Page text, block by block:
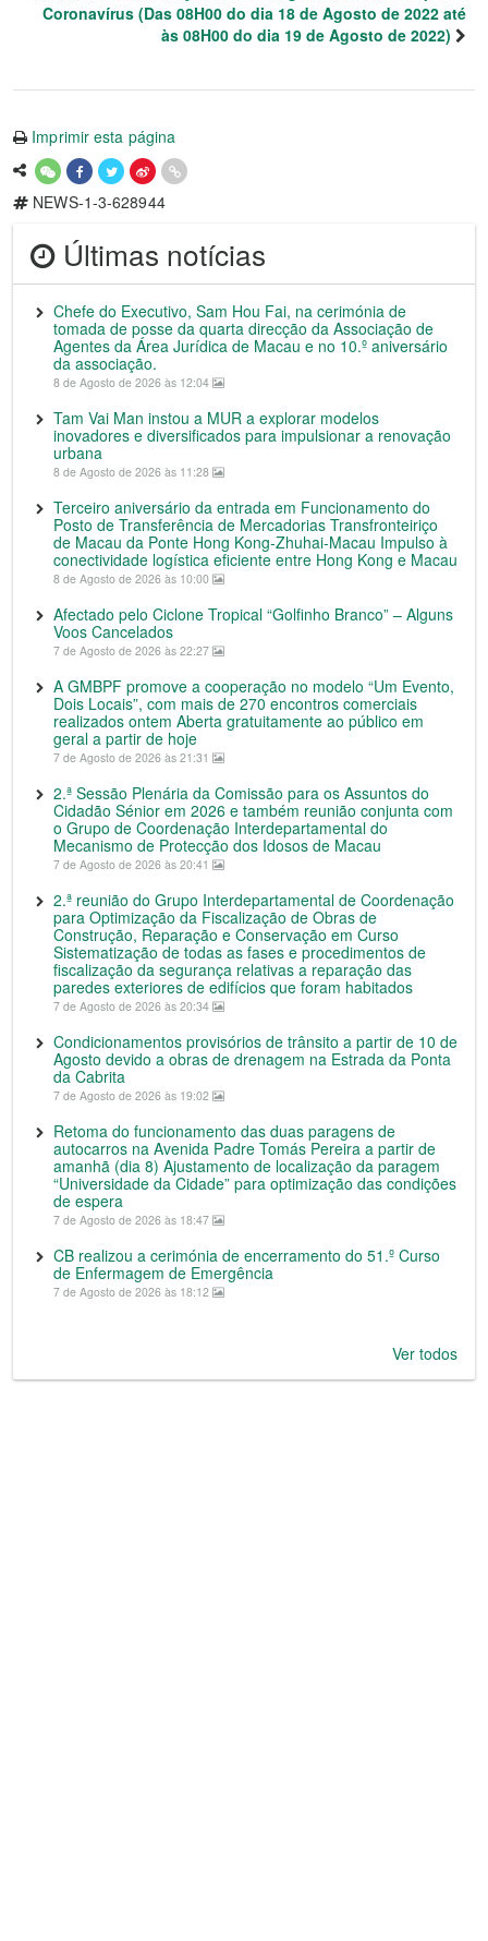
Coronavírus (Das 08H00 do dia 18 de Agosto de 2022 até
às 08H00 do dia 19 de Agosto de 2022)
Imprimir esta página
NEWS-1-3-628944
Últimas notícias
Chefe do Executivo, Sam Hou Fai, na cerimónia de
tomada de posse da quarta direcção da Associação de
Agentes da Área Jurídica de Macau e no 10.º aniversário
da associação.
8 de Agosto de 2026 às 12:04
Tam Vai Man instou a MUR a explorar modelos
inovadores e diversificados para impulsionar a renovação
urbana
8 de Agosto de 2026 às 11:28
Terceiro aniversário da entrada em Funcionamento do
Posto de Transferência de Mercadorias Transfronteiriço
de Macau da Ponte Hong Kong-Zhuhai-Macau Impulso à
conectividade logística eficiente entre Hong Kong e Macau
8 de Agosto de 2026 às 10:00
Afectado pelo Ciclone Tropical “Golfinho Branco” – Alguns
Voos Cancelados
7 de Agosto de 2026 às 22:27
A GMBPF promove a cooperação no modelo “Um Evento,
Dois Locais”, com mais de 270 encontros comerciais
realizados ontem Aberta gratuitamente ao público em
geral a partir de hoje
7 de Agosto de 2026 às 21:31
2.ª Sessão Plenária da Comissão para os Assuntos do
Cidadão Sénior em 2026 e também reunião conjunta com
o Grupo de Coordenação Interdepartamental do
Mecanismo de Protecção dos Idosos de Macau
7 de Agosto de 2026 às 20:41
2.ª reunião do Grupo Interdepartamental de Coordenação
para Optimização da Fiscalização de Obras de
Construção, Reparação e Conservação em Curso
Sistematização de todas as fases e procedimentos de
fiscalização da segurança relativas a reparação das
paredes exteriores de edifícios que foram habitados
7 de Agosto de 2026 às 20:34
Condicionamentos provisórios de trânsito a partir de 10 de
Agosto devido a obras de drenagem na Estrada da Ponta
da Cabrita
7 de Agosto de 2026 às 19:02
Retoma do funcionamento das duas paragens de
autocarros na Avenida Padre Tomás Pereira a partir de
amanhã (dia 8) Ajustamento de localização da paragem
“Universidade da Cidade” para optimização das condições
de espera
7 de Agosto de 2026 às 18:47
CB realizou a cerimónia de encerramento do 51.º Curso
de Enfermagem de Emergência
7 de Agosto de 2026 às 18:12
Ver todos